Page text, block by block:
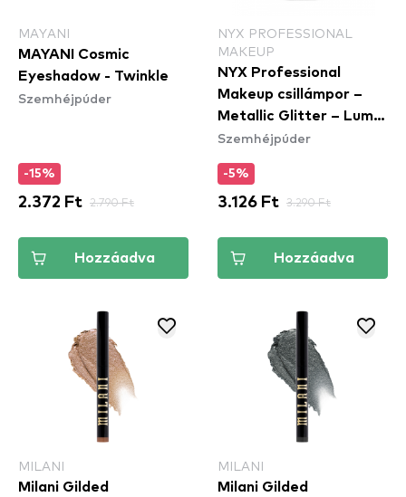
MAYANI
MAYANI Cosmic
Eyeshadow - Twinkle
Szemhéjpúder
-15%
2.372 Ft 2.790 Ft
Hozzáadva
NYX PROFESSIONAL
MAKEUP
NYX Professional
Makeup csillámpor –
Metallic Glitter – Lumi-
Lite (MGLI05)
Szemhéjpúder
-5%
3.126 Ft 3.290 Ft
Hozzáadva
MILANI
Milani Gilded
MILANI
Milani Gilded